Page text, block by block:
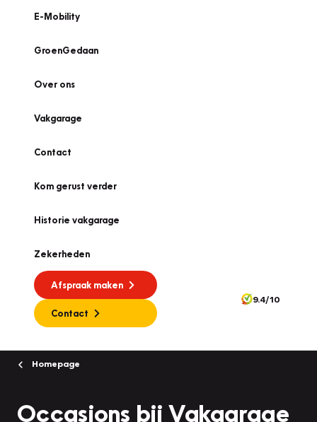
E-Mobility
GroenGedaan
Over ons
Vakgarage
Contact
Kom gerust verder
Historie vakgarage
Zekerheden
Afspraak maken
Contact
9.4/10
Homepage
Occasions bij Vakgarage